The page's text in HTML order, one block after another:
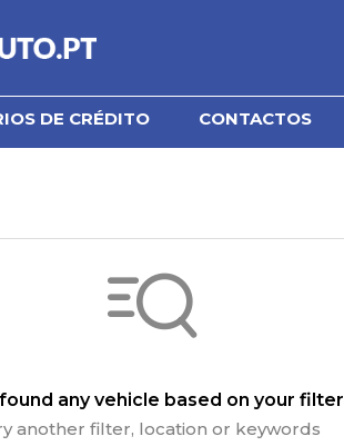
DE CRÉDITO CONTACTOS
any vehicle based on your filter
another filter, location or keywords